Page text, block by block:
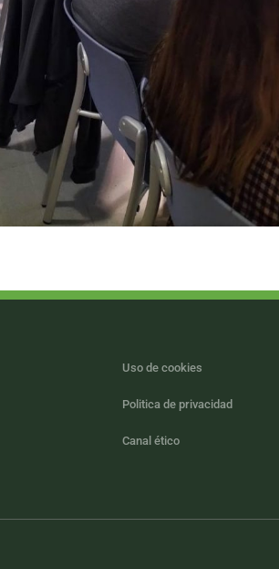
Uso de cookies
Politica de privacidad
Canal ético